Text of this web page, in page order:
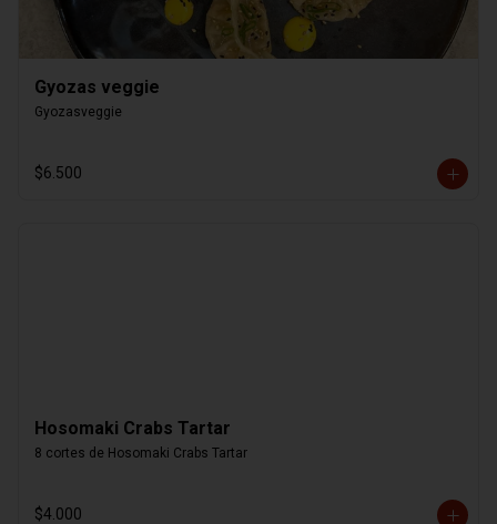
Gyozas veggie
Gyozasveggie
$6.500
Hosomaki Crabs Tartar
8 cortes de Hosomaki Crabs Tartar
$4.000